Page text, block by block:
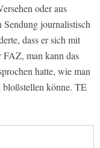
oder aus
Sendung journalistisch
dass er sich mit
FAZ, man kann das
hatte, wie man
bloßstellen könne. TE